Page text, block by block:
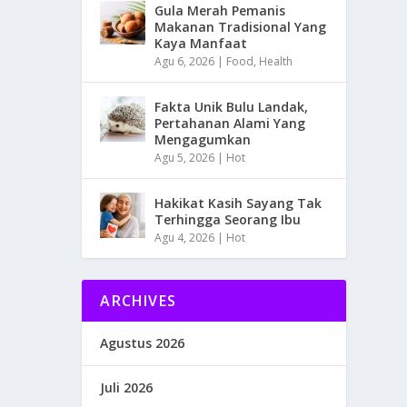
Gula Merah Pemanis
Makanan Tradisional Yang
Kaya Manfaat
Agu 6, 2026 | Food, Health
Fakta Unik Bulu Landak,
Pertahanan Alami Yang
Mengagumkan
Agu 5, 2026 | Hot
Hakikat Kasih Sayang Tak
Terhingga Seorang Ibu
Agu 4, 2026 | Hot
ARCHIVES
Agustus 2026
Juli 2026